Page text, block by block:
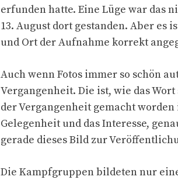
erfunden hatte. Eine Lüge war das
13. August dort gestanden. Aber
und Ort der Aufnahme korrekt
Auch wenn Fotos immer so schön
Vergangenheit. Die ist, wie das
der Vergangenheit gemacht
Gelegenheit und das Interesse,
gerade dieses Bild zur
Die Kampfgruppen bildeten nur